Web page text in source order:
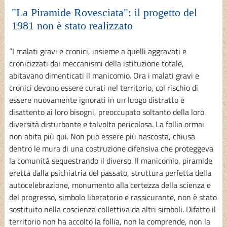
"La Piramide Rovesciata": il progetto del
1981 non è stato realizzato
“I malati gravi e cronici, insieme a quelli aggravati e
cronicizzati dai meccanismi della istituzione totale,
abitavano dimenticati il manicomio. Ora i malati gravi e
cronici devono essere curati nel territorio, col rischio di
essere nuovamente ignorati in un luogo distratto e
disattento ai loro bisogni, preoccupato soltanto della loro
diversità disturbante e talvolta pericolosa. La follia ormai
non abita più qui. Non può essere più nascosta, chiusa
dentro le mura di una costruzione difensiva che proteggeva
la comunità sequestrando il diverso. Il manicomio, piramide
eretta dalla psichiatria del passato, struttura perfetta della
autocelebrazione, monumento alla certezza della scienza e
del progresso, simbolo liberatorio e rassicurante, non è stato
sostituito nella coscienza collettiva da altri simboli. Difatto il
territorio non ha accolto la follia, non la comprende, non la